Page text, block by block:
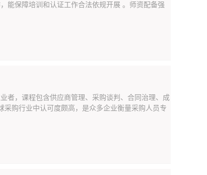
能保障培训和认证工作合法依规开展 。师资配备强
者，课程包含供应商管理、采购谈判、合同治理、成
购行业中认可度颇高，是众多企业衡量采购人员专